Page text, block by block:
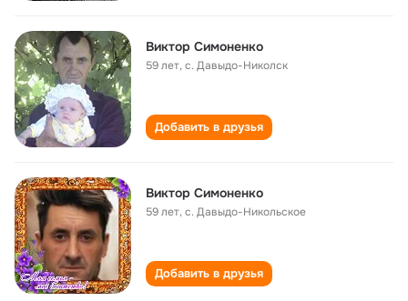
Виктор Симоненко
59 лет,с. Давыдо-Николск
Добавить в друзья
Виктор Симоненко
59 лет,с. Давыдо-Никольское
Добавить в друзья